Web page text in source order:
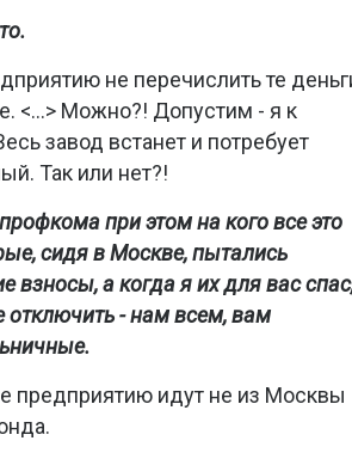
не перечислить те
<…> Можно?! Допустим - я к
завод встанет и потребует
Так или нет?!
при этом на кого все это
сидя в Москве, пытались
взносы, а когда я их для вас
- нам всем, вам
предприятию идут не из Москвы